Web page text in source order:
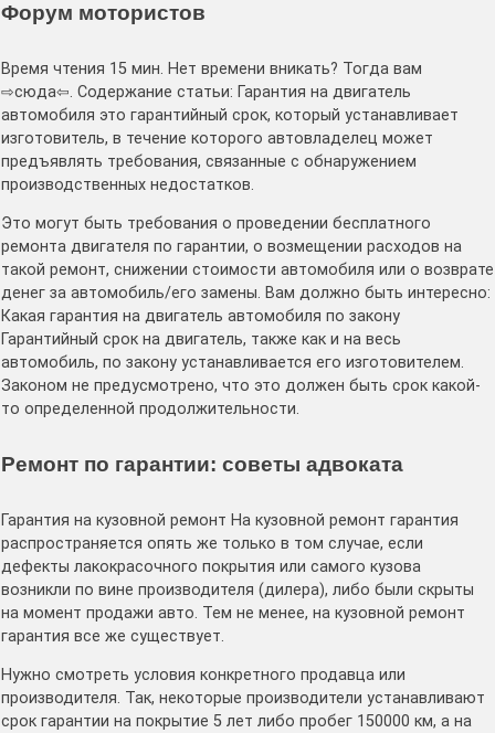
Форум мотористов
Время чтения 15 мин. Нет времени вникать? Тогда вам
⇨сюда⇦. Содержание статьи: Гарантия на двигатель
автомобиля это гарантийный срок, который устанавливает
изготовитель, в течение которого автовладелец может
предъявлять требования, связанные с обнаружением
производственных недостатков.
Это могут быть требования о проведении бесплатного
ремонта двигателя по гарантии, о возмещении расходов на
такой ремонт, снижении стоимости автомобиля или о возврате
денег за автомобиль/его замены. Вам должно быть интересно:
Какая гарантия на двигатель автомобиля по закону
Гарантийный срок на двигатель, также как и на весь
автомобиль, по закону устанавливается его изготовителем.
Законом не предусмотрено, что это должен быть срок какой-
то определенной продолжительности.
Ремонт по гарантии: советы адвоката
Гарантия на кузовной ремонт На кузовной ремонт гарантия
распространяется опять же только в том случае, если
дефекты лакокрасочного покрытия или самого кузова
возникли по вине производителя (дилера), либо были скрыты
на момент продажи авто. Тем не менее, на кузовной ремонт
гарантия все же существует.
Нужно смотреть условия конкретного продавца или
производителя. Так, некоторые производители устанавливают
срок гарантии на покрытие 5 лет либо пробег 150000 км, а на